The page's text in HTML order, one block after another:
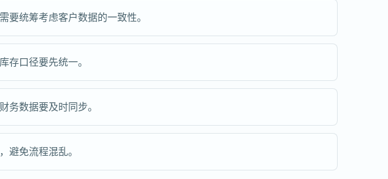
统筹考虑客户数据的一致性。
口径要先统一。
数据要及时同步。
免流程混乱。